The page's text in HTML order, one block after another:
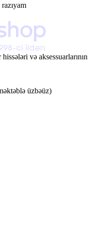
və aksessuarlarının
üzbəüz)